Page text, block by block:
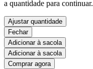
a quantidade para continuar.
Ajustar quantidade
Fechar
Adicionar à sacola
Adicionar à sacola
Comprar agora